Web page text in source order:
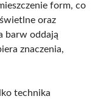
form, co
oraz
barw oddają
znaczenia,
technika